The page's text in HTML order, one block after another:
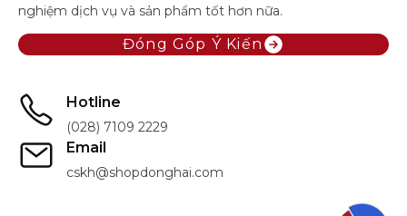
nghiệm dịch vụ và sản phẩm tốt hơn nữa.
Đóng Góp Ý Kiến
Hotline
(028) 7109 2229
Email
cskh@shopdonghai.com